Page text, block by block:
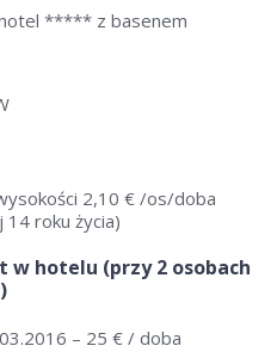
***** z basenem
2,10 € /os/doba
roku życia)
w hotelu (przy 2 osobach
– 25 € / doba